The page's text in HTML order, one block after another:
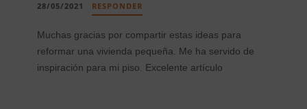
28/05/2021 RESPONDER
Muchas gracias por compartir estas ideas para
reformar una vivienda pequeña. Me ha servido de
inspiración para mi piso. Excelente artículo